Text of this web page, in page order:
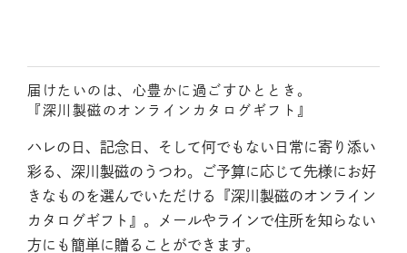
届けたいのは、心豊かに過ごすひととき。
『深川製磁のオンラインカタログギフト』
ハレの日、記念日、そして何でもない日常に寄り添い
彩る、深川製磁のうつわ。ご予算に応じて先様にお好
きなものを選んでいただける『深川製磁のオンライン
カタログギフト』。メールやラインで住所を知らない
方にも簡単に贈ることができます。